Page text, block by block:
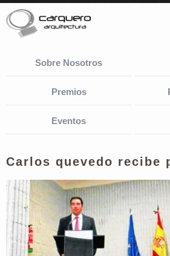
Sobre Nosotros
Premios
Eventos
Carlos quevedo recibe